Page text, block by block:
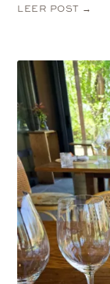
LEER POST →